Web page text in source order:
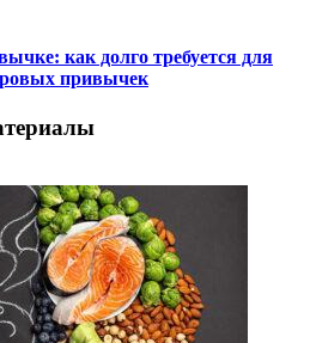
как долго требуется для
привычек